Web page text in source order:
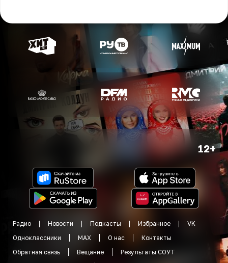
12+
Радио Новости Подкасты Избранное
VK
Одноклассники
MAX О нас
Контакты
Обратная связь
Вещание
Результаты СОУТ